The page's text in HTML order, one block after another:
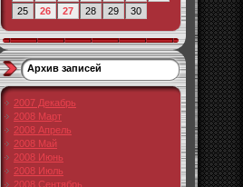
25
26 27 28 29 30
Архив записей
2007 Декабрь
2008 Март
2008 Апрель
2008 Май
2008 Июнь
2008 Июль
2008 Сентябрь